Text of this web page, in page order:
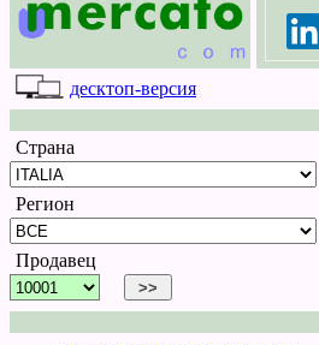
десктоп-версия
Страна
Регион
Продавец